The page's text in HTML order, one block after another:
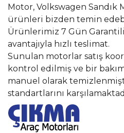
Motor, Volkswagen
ürünleri bizden temin
Ürünlerimiz 7 Gün
avantajıyla hızlı teslimat.
Sunulan motorlar satış
kontrol edilmiş ve bir bakım
manuel olarak
standartlarını